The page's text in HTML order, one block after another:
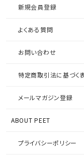
新規会員登録
よくある質問
お問い合わせ
特定商取引法に基づく
メールマガジン登録
ABOUT PEET
プライバシーポリシー